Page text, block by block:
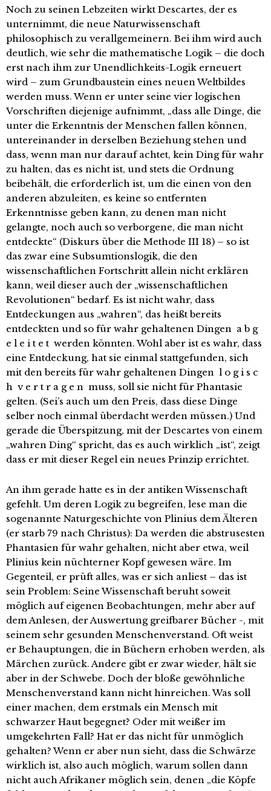
Noch zu seinen Lebzeiten wirkt Descartes, der es
unternimmt, die neue Naturwissenschaft
philosophisch zu verallgemeinern. Bei ihm wird auch
deutlich, wie sehr die mathematische Logik – die doch
erst nach ihm zur Unendlichkeits-Logik erneuert
wird – zum Grundbaustein eines neuen Weltbildes
werden muss. Wenn er unter seine vier logischen
Vorschriften diejenige aufnimmt, „dass alle Dinge, die
unter die Erkenntnis der Menschen fallen können,
untereinander in derselben Beziehung stehen und
dass, wenn man nur darauf achtet, kein Ding für wahr
zu halten, das es nicht ist, und stets die Ordnung
beibehält, die erforderlich ist, um die einen von den
anderen abzuleiten, es keine so entfernten
Erkenntnisse geben kann, zu denen man nicht
gelangte, noch auch so verborgene, die man nicht
entdeckte“ (Diskurs über die Methode III 18) – so ist
das zwar eine Subsumtionslogik, die den
wissenschaftlichen Fortschritt allein nicht erklären
kann, weil dieser auch der „wissenschaftlichen
Revolutionen“ bedarf. Es ist nicht wahr, dass
Entdeckungen aus „wahren“, das heißt bereits
entdeckten und so für wahr gehaltenen Dingen a b g
e l e i t e t werden könnten. Wohl aber ist es wahr, dass
eine Entdeckung, hat sie einmal stattgefunden, sich
mit den bereits für wahr gehaltenen Dingen l o g i s c
h v e r t r a g e n muss, soll sie nicht für Phantasie
gelten. (Sei’s auch um den Preis, dass diese Dinge
selber noch einmal überdacht werden müssen.) Und
gerade die Überspitzung, mit der Descartes von einem
„wahren Ding“ spricht, das es auch wirklich „ist“, zeigt
dass er mit dieser Regel ein neues Prinzip errichtet.
An ihm gerade hatte es in der antiken Wissenschaft
gefehlt. Um deren Logik zu begreifen, lese man die
sogenannte Naturgeschichte von Plinius dem Älteren
(er starb 79 nach Christus): Da werden die abstrusesten
Phantasien für wahr gehalten, nicht aber etwa, weil
Plinius kein nüchterner Kopf gewesen wäre. Im
Gegenteil, er prüft alles, was er sich anliest – das ist
sein Problem: Seine Wissenschaft beruht soweit
möglich auf eigenen Beobachtungen, mehr aber auf
dem Anlesen, der Auswertung greifbarer Bücher -, mit
seinem sehr gesunden Menschenverstand. Oft weist
er Behauptungen, die in Büchern erhoben werden, als
Märchen zurück. Andere gibt er zwar wieder, hält sie
aber in der Schwebe. Doch der bloße gewöhnliche
Menschenverstand kann nicht hinreichen. Was soll
einer machen, dem erstmals ein Mensch mit
schwarzer Haut begegnet? Oder mit weißer im
umgekehrten Fall? Hat er das nicht für unmöglich
gehalten? Wenn er aber nun sieht, dass die Schwärze
wirklich ist, also auch möglich, warum sollen dann
nicht auch Afrikaner möglich sein, denen „die Köpfe